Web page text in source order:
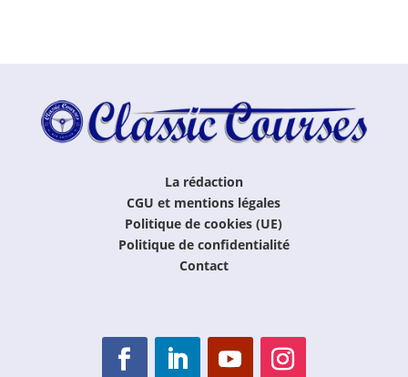
La rédaction
CGU et mentions légales
Politique de cookies (UE)
Politique de confidentialité
Contact